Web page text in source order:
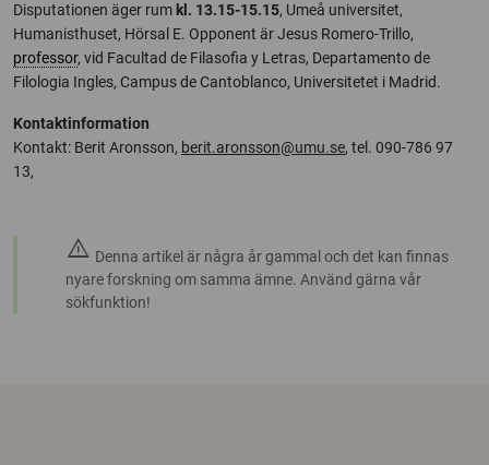
Disputationen äger rum kl. 13.15-15.15, Umeå universitet,
Humanisthuset, Hörsal E. Opponent är Jesus Romero-Trillo,
professor, vid Facultad de Filasofia y Letras, Departamento de
Filologia Ingles, Campus de Cantoblanco, Universitetet i Madrid.
Kontaktinformation
Kontakt: Berit Aronsson, berit.aronsson@umu.se, tel. 090-786 97
13,
warning Denna artikel är några år gammal och det kan finnas
nyare forskning om samma ämne. Använd gärna vår
sökfunktion!